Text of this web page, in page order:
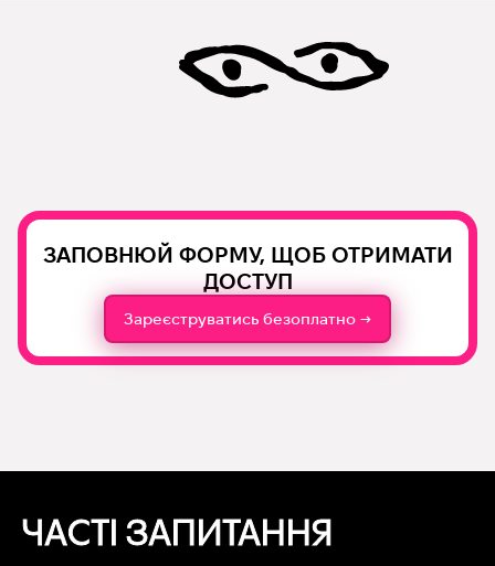
ЗАПОВНЮЙ ФОРМУ, ЩОБ ОТРИМАТИ
ДОСТУП
Зареєструватись безоплатно →
ЧАСТІ ЗАПИТАННЯ